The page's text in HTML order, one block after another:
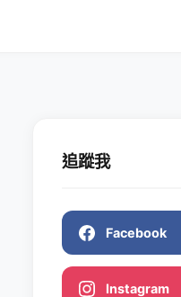
追蹤我
Facebook
Instagram